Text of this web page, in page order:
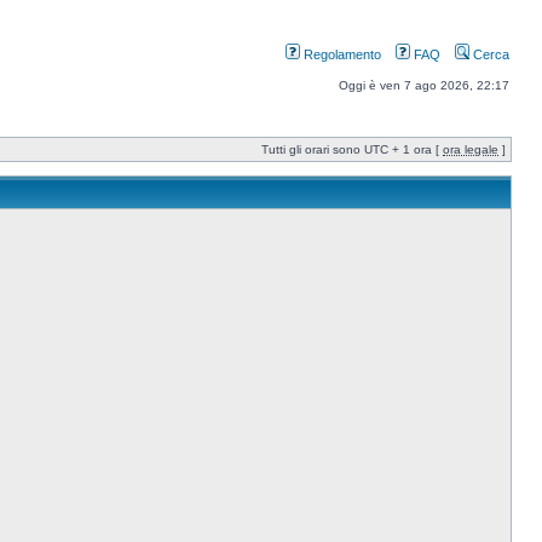
Regolamento FAQ Cerca
Oggi è ven 7 ago 2026, 22:17
Tutti gli orari sono UTC + 1 ora [ ora legale ]